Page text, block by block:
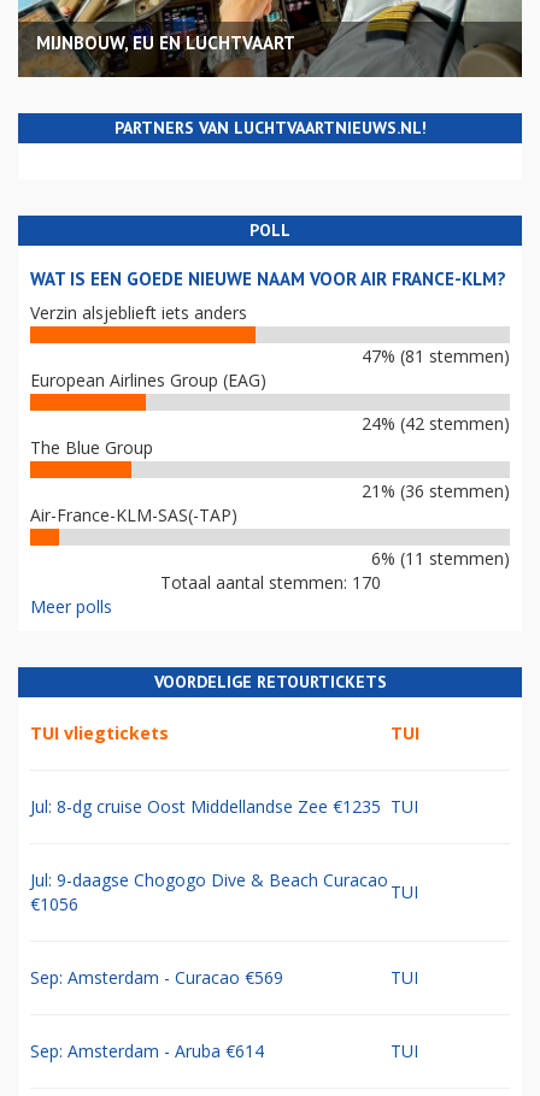
MIJNBOUW, EU EN LUCHTVAART
PARTNERS VAN LUCHTVAARTNIEUWS.NL!
POLL
WAT IS EEN GOEDE NIEUWE NAAM VOOR AIR FRANCE-KLM?
Verzin alsjeblieft iets anders
47% (81 stemmen)
European Airlines Group (EAG)
24% (42 stemmen)
The Blue Group
21% (36 stemmen)
Air-France-KLM-SAS(-TAP)
6% (11 stemmen)
Totaal aantal stemmen: 170
Meer polls
VOORDELIGE RETOURTICKETS
TUI vliegtickets TUI
Jul: 8-dg cruise Oost Middellandse Zee €1235 TUI
Jul: 9-daagse Chogogo Dive & Beach Curacao
€1056
TUI
Sep: Amsterdam - Curacao €569 TUI
Sep: Amsterdam - Aruba €614 TUI